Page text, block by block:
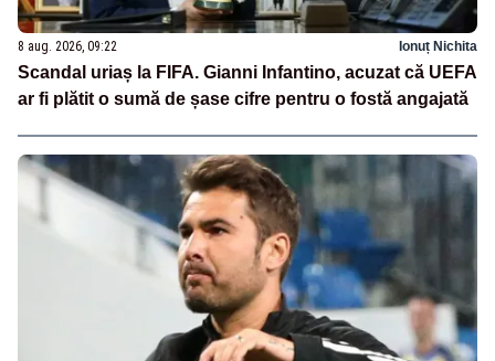
8 aug. 2026, 09:22 Ionuț Nichita
Scandal uriaș la FIFA. Gianni Infantino, acuzat că UEFA
ar fi plătit o sumă de șase cifre pentru o fostă angajată